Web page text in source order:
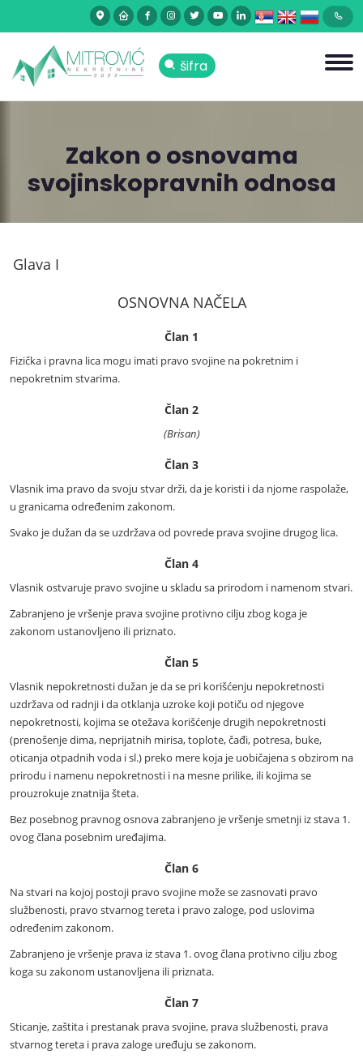
šifra
Zakon o osnovama
svojinskopravnih odnosa
Glava I
OSNOVNA NAČELA
Član 1
Fizička i pravna lica mogu imati pravo svojine na pokretnim i
nepokretnim stvarima.
Član 2
(Brisan)
Član 3
Vlasnik ima pravo da svoju stvar drži, da je koristi i da njome raspolaže,
u granicama određenim zakonom.
Svako je dužan da se uzdržava od povrede prava svojine drugog lica.
Član 4
Vlasnik ostvaruje pravo svojine u skladu sa prirodom i namenom stvari.
Zabranjeno je vršenje prava svojine protivno cilju zbog koga je
zakonom ustanovljeno ili priznato.
Član 5
Vlasnik nepokretnosti dužan je da se pri korišćenju nepokretnosti
uzdržava od radnji i da otklanja uzroke koji potiču od njegove
nepokretnosti, kojima se otežava korišćenje drugih nepokretnosti
(prenošenje dima, neprijatnih mirisa, toplote, čađi, potresa, buke,
oticanja otpadnih voda i sl.) preko mere koja je uobičajena s obzirom na
prirodu i namenu nepokretnosti i na mesne prilike, ili kojima se
prouzrokuje znatnija šteta.
Bez posebnog pravnog osnova zabranjeno je vršenje smetnji iz stava 1.
ovog člana posebnim uređajima.
Član 6
Na stvari na kojoj postoji pravo svojine može se zasnovati pravo
službenosti, pravo stvarnog tereta i pravo zaloge, pod uslovima
određenim zakonom.
Zabranjeno je vršenje prava iz stava 1. ovog člana protivno cilju zbog
koga su zakonom ustanovljena ili priznata.
Član 7
Sticanje, zaštita i prestanak prava svojine, prava službenosti, prava
stvarnog tereta i prava zaloge uređuju se zakonom.